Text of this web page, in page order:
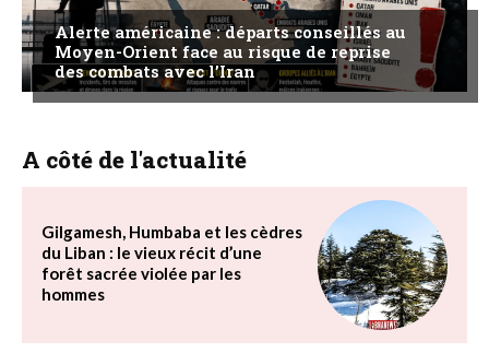
Alerte américaine : départs conseillés au
Moyen-Orient face au risque de reprise
des combats avec l’Iran
A côté de l'actualité
Gilgamesh, Humbaba et les cèdres
du Liban : le vieux récit d’une
forêt sacrée violée par les
hommes